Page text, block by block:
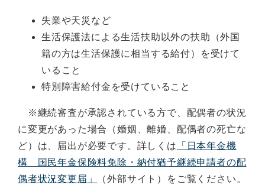
失業や天災など
生活保護法による生活扶助以外の扶助（外国
籍の方は生活保護に相当する給付）を受けて
いること
特別障害給付金を受けていること
※継続審査が承認されている方で、配偶者の状況
に変更があった場合（婚姻、離婚、配偶者の死亡な
ど）は、届出が必要です。詳しくは
「日本年金機
構 国民年金保険料免除・納付猶予継続申請者の配
偶者状況変更届」
（外部サイト）をご覧ください。